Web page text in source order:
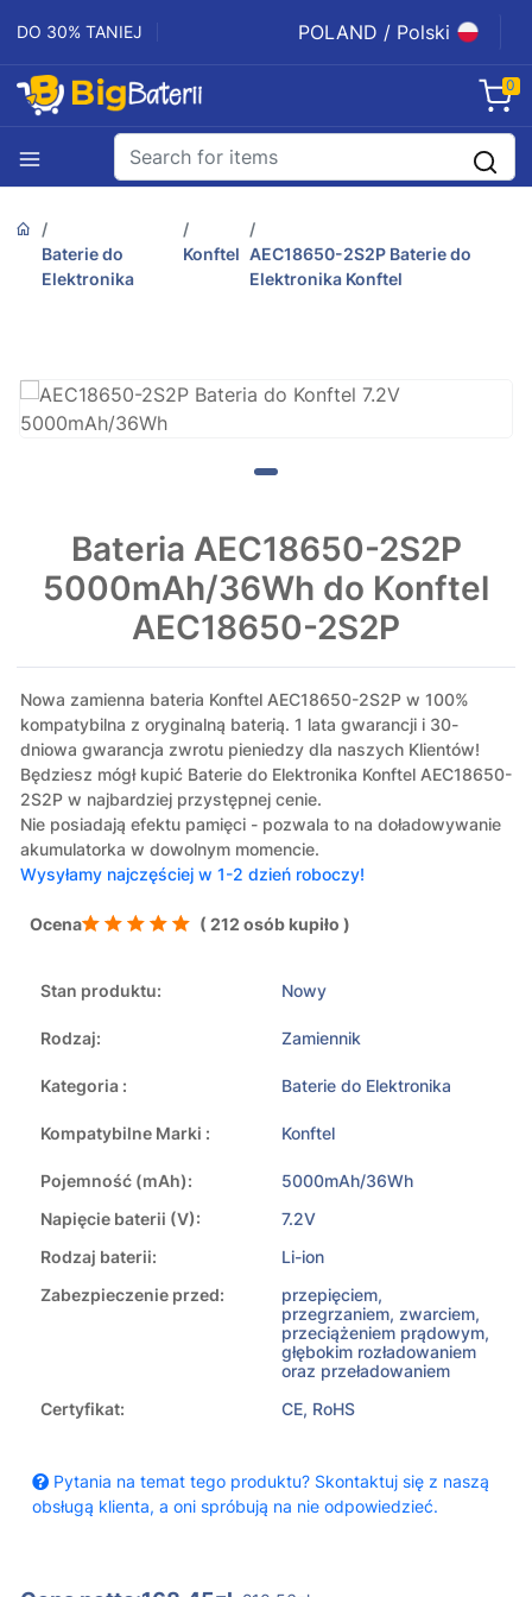
DO 30% TANIEJ POLAND / Polski
0
Baterie do
Elektronika
Konftel AEC18650-2S2P Baterie do
Elektronika Konftel
Bateria AEC18650-2S2P
5000mAh/36Wh do Konftel
AEC18650-2S2P
Nowa zamienna bateria Konftel AEC18650-2S2P w 100%
kompatybilna z oryginalną baterią. 1 lata gwarancji i 30-
dniowa gwarancja zwrotu pieniedzy dla naszych Klientów!
Będziesz mógł kupić Baterie do Elektronika Konftel AEC18650-
2S2P w najbardziej przystępnej cenie.
Nie posiadają efektu pamięci - pozwala to na doładowywanie
akumulatorka w dowolnym momencie.
Wysyłamy najczęściej w 1-2 dzień roboczy!
Ocena ( 212 osób kupiło )
Stan produktu: Nowy
Rodzaj: Zamiennik
Kategoria : Baterie do Elektronika
Kompatybilne Marki : Konftel
Pojemność (mAh):
5000mAh/36Wh
Napięcie baterii (V):
7.2V
Rodzaj baterii:
Li-ion
Zabezpieczenie przed:
przepięciem,
przegrzaniem, zwarciem,
przeciążeniem prądowym,
głębokim rozładowaniem
oraz przeładowaniem
Certyfikat:
CE, RoHS
Pytania na temat tego produktu? Skontaktuj się z naszą
obsługą klienta, a oni spróbują na nie odpowiedzieć.